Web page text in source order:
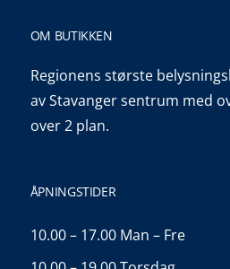
OM BUTIKKEN
Regionens største
av Stavanger sentrum med
over 2 plan.
ÅPNINGSTIDER
10.00 – 17.00 Man – Fre